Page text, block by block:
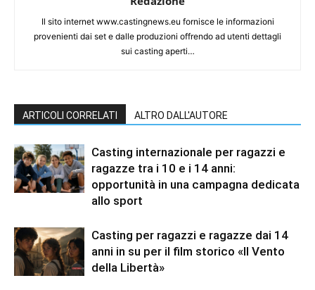
Il sito internet www.castingnews.eu fornisce le informazioni
provenienti dai set e dalle produzioni offrendo ad utenti dettagli
sui casting aperti…
ARTICOLI CORRELATI ALTRO DALL'AUTORE
Casting internazionale per ragazzi e
ragazze tra i 10 e i 14 anni:
opportunità in una campagna dedicata
allo sport
Casting per ragazzi e ragazze dai 14
anni in su per il film storico «Il Vento
della Libertà»